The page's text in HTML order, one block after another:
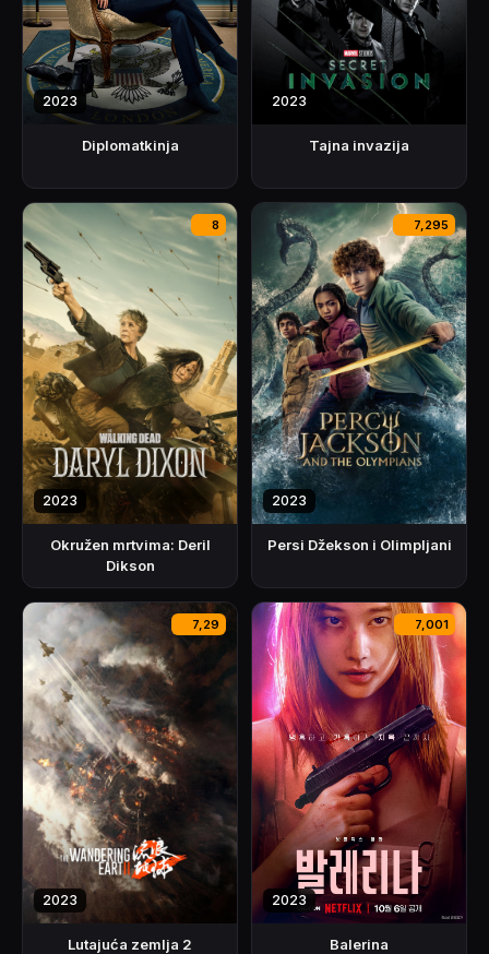
2023
Diplomatkinja
2023
Tajna invazija
8
2023
Okružen mrtvima: Deril
Dikson
7,295
2023
Persi Džekson i Olimpljani
7,29
2023
Lutajuća zemlja 2
7,001
2023
Balerina